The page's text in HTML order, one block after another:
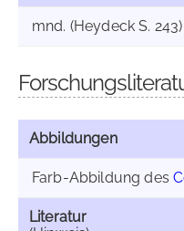
mnd. (Heydeck S. 243)
Abbildungen
Farb-Abbildung des
Literatur